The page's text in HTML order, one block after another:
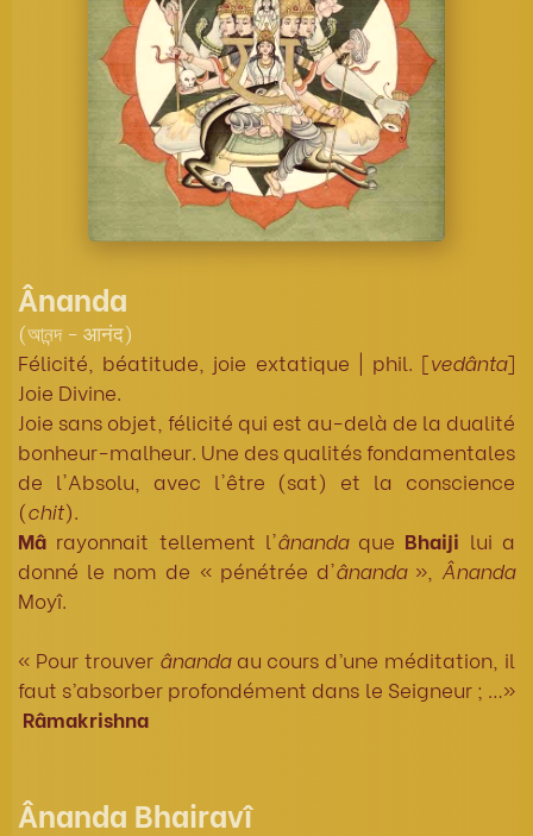
Ânanda
(আনন্দ - आनंद)
Félicité, béatitude, joie extatique | phil. [vedânta]
Joie Divine.
Joie sans objet, félicité qui est au-delà de la dualité
bonheur-malheur. Une des qualités fondamentales
de l'Absolu, avec l'être (sat) et la conscience
(chit).
Mâ rayonnait tellement l'ânandaque Bhaiji lui a
donné le nom de « pénétrée d'ânanda», Ânanda
Moyî.
« Pour trouver ânandaau cours d’une méditation, il
faut s’absorber profondément dans le Seigneur ; …»
Râmakrishna
Ânanda Bhairavî